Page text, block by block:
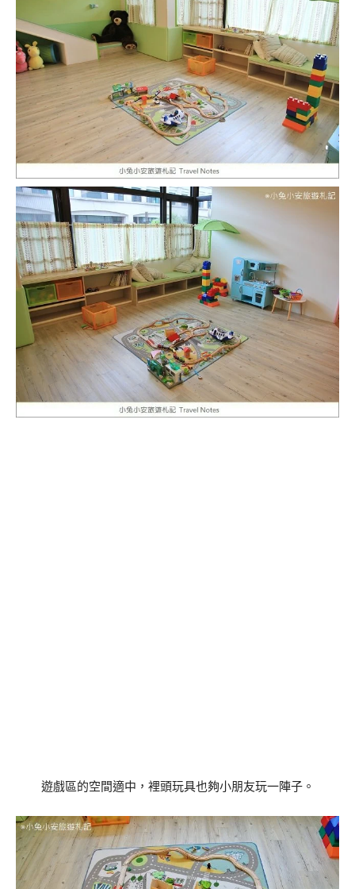
遊戲區的空間適中，裡頭玩具也夠小朋友玩一陣子。